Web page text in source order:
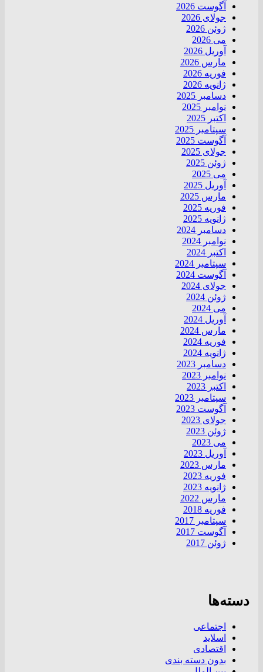
آگوست 2026
جولای 2026
ژوئن 2026
می 2026
آوریل 2026
مارس 2026
فوریه 2026
ژانویه 2026
دسامبر 2025
نوامبر 2025
اکتبر 2025
سپتامبر 2025
آگوست 2025
جولای 2025
ژوئن 2025
می 2025
آوریل 2025
مارس 2025
فوریه 2025
ژانویه 2025
دسامبر 2024
نوامبر 2024
اکتبر 2024
سپتامبر 2024
آگوست 2024
جولای 2024
ژوئن 2024
می 2024
آوریل 2024
مارس 2024
فوریه 2024
ژانویه 2024
دسامبر 2023
نوامبر 2023
اکتبر 2023
سپتامبر 2023
آگوست 2023
جولای 2023
ژوئن 2023
می 2023
آوریل 2023
مارس 2023
فوریه 2023
ژانویه 2023
مارس 2022
فوریه 2018
سپتامبر 2017
آگوست 2017
ژوئن 2017
دسته‌ها
اجتماعی
اسلاید
اقتصادی
بدون دسته بندی